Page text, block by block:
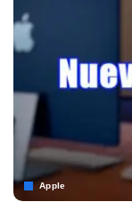
Apple